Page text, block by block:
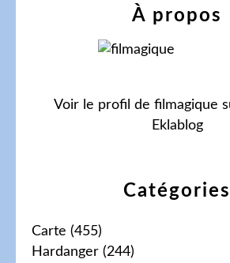
Catégories
Carte (455)
Hardanger (244)
À propos
Voir le profil de filmagique
Eklablog